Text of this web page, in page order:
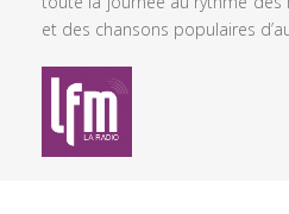
et des chansons populaires